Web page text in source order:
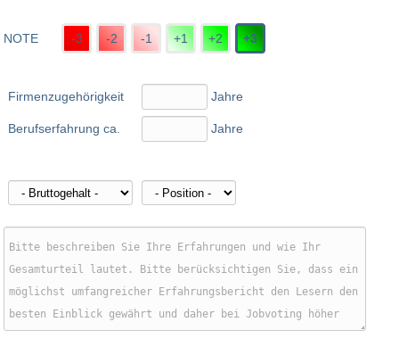
NOTE -3 -2 -1 +1 +2 +3
Firmenzugehörigkeit
Berufserfahrung ca.
Jahre
Jahre